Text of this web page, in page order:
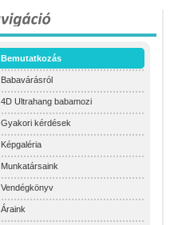
Bemutatkozás
Babavárásról
4D Ultrahang babamozi
Gyakori kérdések
Képgaléria
Munkatársaink
Vendégkönyv
Áraink